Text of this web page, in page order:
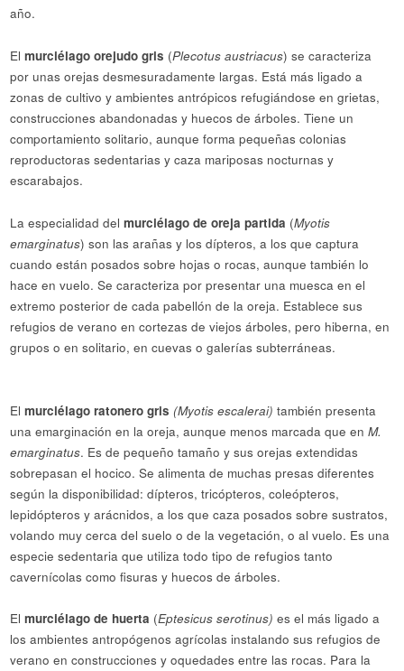
año.
Elmurciélago orejudo gris (Plecotus austriacus) se caracteriza
por unas orejas desmesuradamente largas. Está más ligado a
zonas de cultivo y ambientes antrópicos refugiándose en grietas,
construcciones abandonadas y huecos de árboles. Tiene un
comportamiento solitario, aunque forma pequeñas colonias
reproductoras sedentarias y caza mariposas nocturnas y
escarabajos.
La especialidad delmurciélago de oreja partida (Myotis
emarginatus) son las arañas y los dípteros, a los que captura
cuando están posados sobre hojas o rocas, aunque también lo
hace en vuelo. Se caracteriza por presentar una muesca en el
extremo posterior de cada pabellón de la oreja. Establece sus
refugios de verano en cortezas de viejos árboles, pero hiberna, en
grupos o en solitario, en cuevas o galerías subterráneas.
Elmurciélago ratonero gris(Myotis escalerai) también presenta
una emarginación en la oreja, aunque menos marcada que enM.
emarginatus. Es de pequeño tamaño y sus orejas extendidas
sobrepasan el hocico. Se alimenta de muchas presas diferentes
según la disponibilidad: dípteros, tricópteros, coleópteros,
lepidópteros y arácnidos, a los que caza posados sobre sustratos,
volando muy cerca del suelo o de la vegetación, o al vuelo. Es una
especie sedentaria que utiliza todo tipo de refugios tanto
cavernícolas como fisuras y huecos de árboles.
Elmurciélago de huerta (Eptesicus serotinus)es el más ligado a
los ambientes antropógenos agrícolas instalando sus refugios de
verano en construcciones y oquedades entre las rocas. Para la